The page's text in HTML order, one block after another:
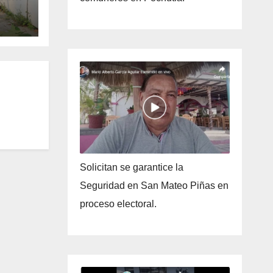
Solicitan se garantice la
Seguridad en San Mateo Piñas en
proceso electoral.